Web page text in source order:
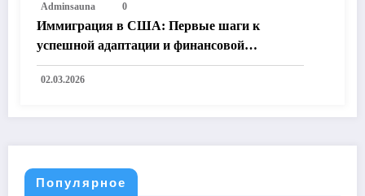
Adminsauna 0
Иммиграция в США: Первые шаги к
успешной адаптации и финансовой
независимости
02.03.2026
Популярное